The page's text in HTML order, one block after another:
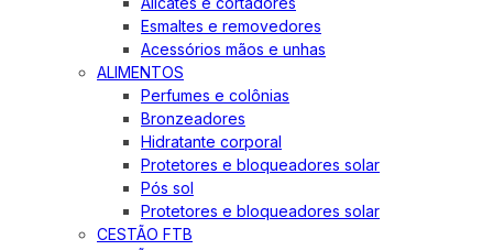
Esmaltes e removedores
Acessórios mãos e unhas
ALIMENTOS
Perfumes e colônias
Bronzeadores
Hidratante corporal
Protetores e bloqueadores solar
Pós sol
Protetores e bloqueadores solar
CESTÃO FTB